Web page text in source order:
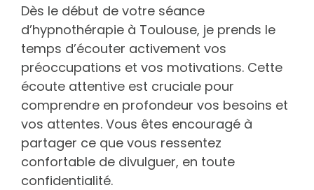
Dès le début de votre séance
d’hypnothérapie à Toulouse, je prends le
temps d’écouter activement vos
préoccupations et vos motivations. Cette
écoute attentive est cruciale pour
comprendre en profondeur vos besoins et
vos attentes. Vous êtes encouragé à
partager ce que vous ressentez
confortable de divulguer, en toute
confidentialité.